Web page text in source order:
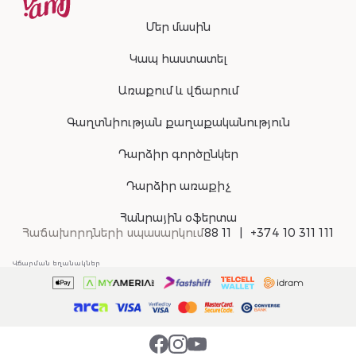
Մեր մասին
Կապ հաստատել
Առաքում և վճարում
Գաղտնիության քաղաքականություն
Դարձիր գործընկեր
Դարձիր առաքիչ
Հանրային օֆերտա
Հաճախորդների սպասարկում88 11 +374 10 311 111
Վճարման եղանակներ